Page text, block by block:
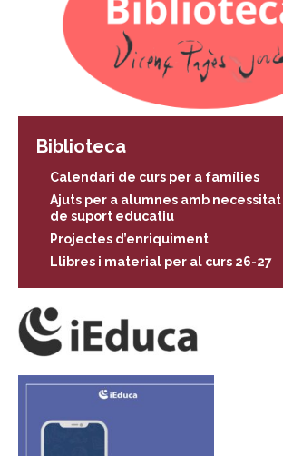
Biblioteca
Calendari de curs per a famílies
Ajuts per a alumnes amb
de suport educatiu
Projectes d’enriquiment
Llibres i material per al curs 26-27